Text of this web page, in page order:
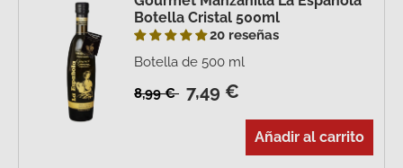
Botella Cristal 500ml
20 reseñas
Botella de 500 ml
8,99 € 7,49 €
Añadir al carrito